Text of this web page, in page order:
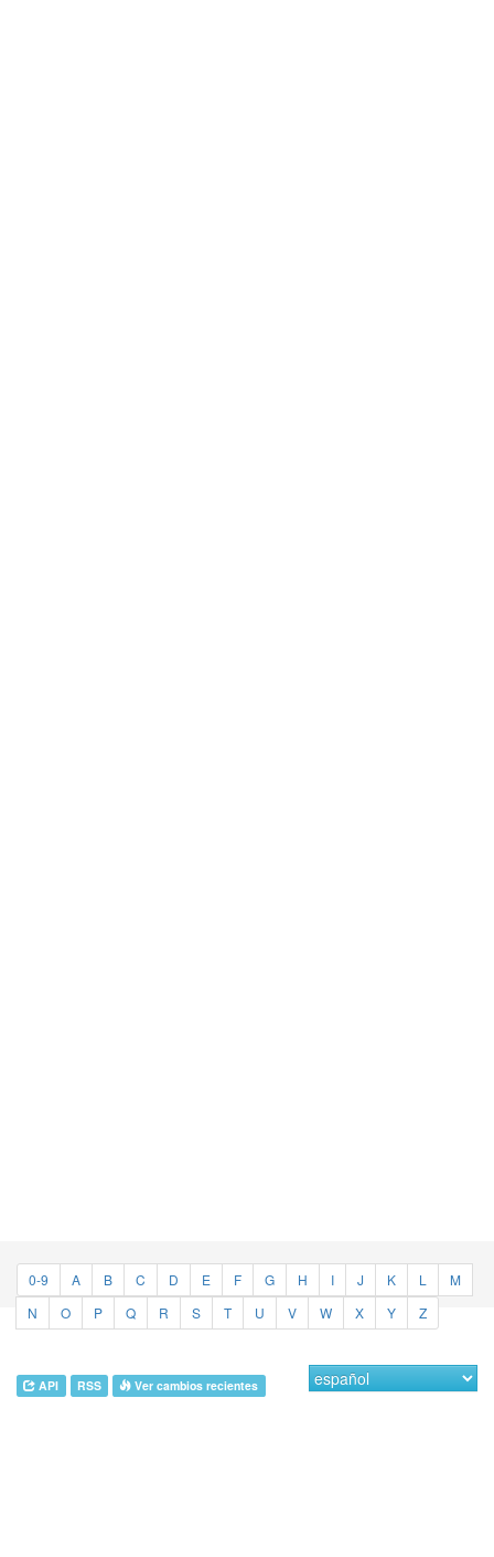
0-9 A B C D E F G H I J K L
M
N
O P Q R S T U V W X Y Z
API RSS Ver cambios recientes